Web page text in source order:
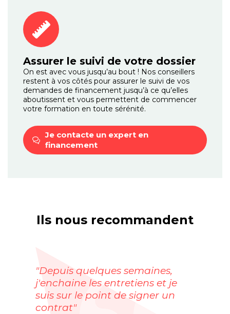
Assurer le suivi de votre dossier
On est avec vous jusqu’au bout ! Nos conseillers
restent à vos côtés pour assurer le suivi de vos
demandes de financement jusqu’à ce qu’elles
aboutissent et vous permettent de commencer
votre formation en toute sérénité.
Je contacte un expert en
financement
Ils nous recommandent
"Depuis quelques semaines,
j'enchaine les entretiens et je
suis sur le point de signer un
contrat"